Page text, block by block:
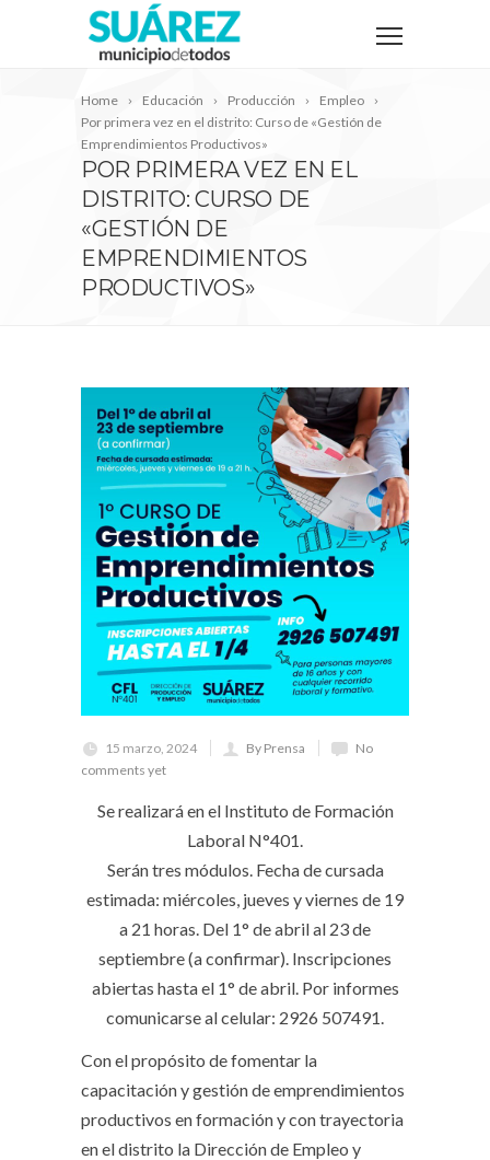
Home Educación Producción
Empleo
Por primera vez en el distrito: Curso de «Gestión de
Emprendimientos Productivos»
POR PRIMERA VEZ EN EL
DISTRITO: CURSO DE
«GESTIÓN DE
EMPRENDIMIENTOS
PRODUCTIVOS»
15 marzo, 2024 By Prensa
No
comments yet
Se realizará en el Instituto de Formación
Laboral N°401.
Serán tres módulos. Fecha de cursada
estimada: miércoles, jueves y viernes de 19
a 21 horas. Del 1° de abril al 23 de
septiembre (a confirmar). Inscripciones
abiertas hasta el 1° de abril. Por informes
comunicarse al celular: 2926 507491.
Con el propósito de fomentar la
capacitación y gestión de emprendimientos
productivos en formación y con trayectoria
en el distrito la Dirección de Empleo y